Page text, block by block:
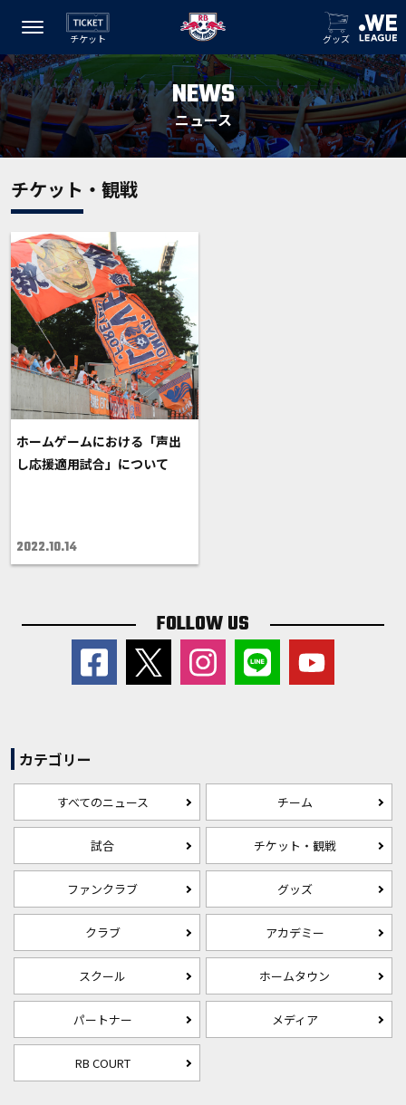
チケット グッズ
NEWS
ニュース
チケット・観戦
ホームゲームにおける「声出
し応援適用試合」について
2022.10.14
FOLLOW US
カテゴリー
すべてのニュース チーム
試合 チケット・観戦
ファンクラブ グッズ
クラブ アカデミー
スクール ホームタウン
パートナー メディア
RB COURT